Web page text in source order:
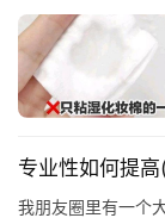
专业性如何提
我朋友圈里有一个